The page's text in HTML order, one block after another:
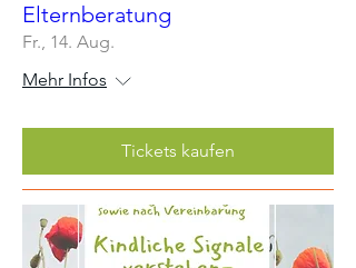
Elternberatung
Fr., 14. Aug.
Mehr Infos
Tickets kaufen